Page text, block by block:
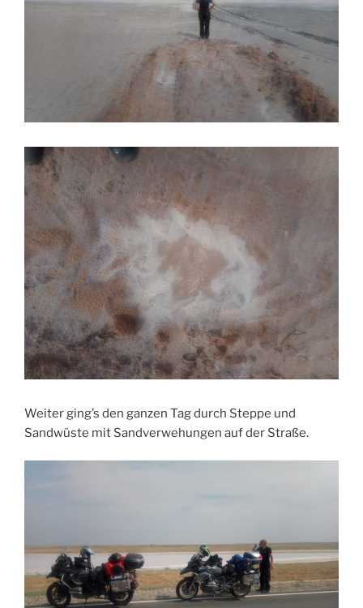
Weiter ging’s den ganzen Tag durch Steppe und
Sandwüste mit Sandverwehungen auf der Straße.